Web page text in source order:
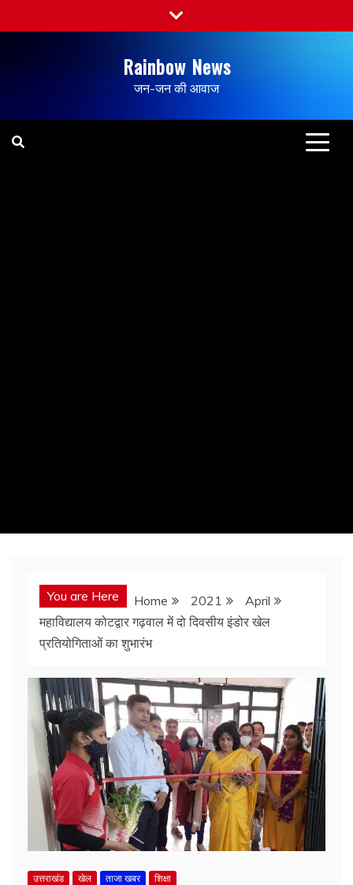
Rainbow News
जन-जन की आवाज
You are Here Home 2021
April
महाविद्यालय कोटद्वार गढ़वाल में दो दिवसीय इंडोर खेल
प्रतियोगिताओं का शुभारंभ
उत्तराखंड खेल ताजा खबर शिक्षा